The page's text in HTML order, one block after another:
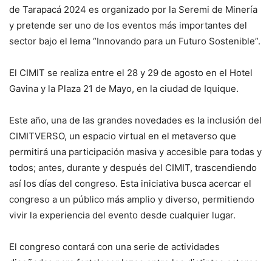
de Tarapacá 2024 es organizado por la Seremi de Minería
y pretende ser uno de los eventos más importantes del
sector bajo el lema “Innovando para un Futuro Sostenible”.
El CIMIT se realiza entre el 28 y 29 de agosto en el Hotel
Gavina y la Plaza 21 de Mayo, en la ciudad de Iquique.
Este año, una de las grandes novedades es la inclusión del
CIMITVERSO, un espacio virtual en el metaverso que
permitirá una participación masiva y accesible para todas y
todos; antes, durante y después del CIMIT, trascendiendo
así los días del congreso. Esta iniciativa busca acercar el
congreso a un público más amplio y diverso, permitiendo
vivir la experiencia del evento desde cualquier lugar.
El congreso contará con una serie de actividades